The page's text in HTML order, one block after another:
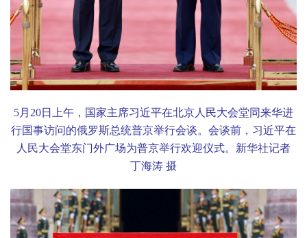
5月 20日上午，国家主席习近平在北京人民大会堂同来华进
行国事访问的俄罗斯总统普京举行会谈。会谈前，习近平在
人民大会堂东门外广场为普京举行欢迎仪式。新华社记者
丁海涛 摄